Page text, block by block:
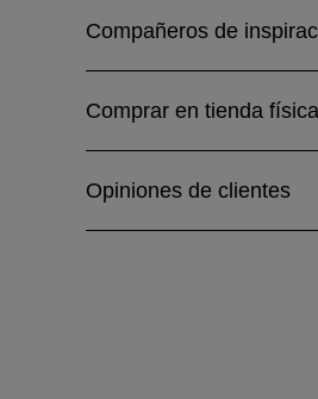
Compañeros de
Comprar en tienda física
Opiniones de clientes